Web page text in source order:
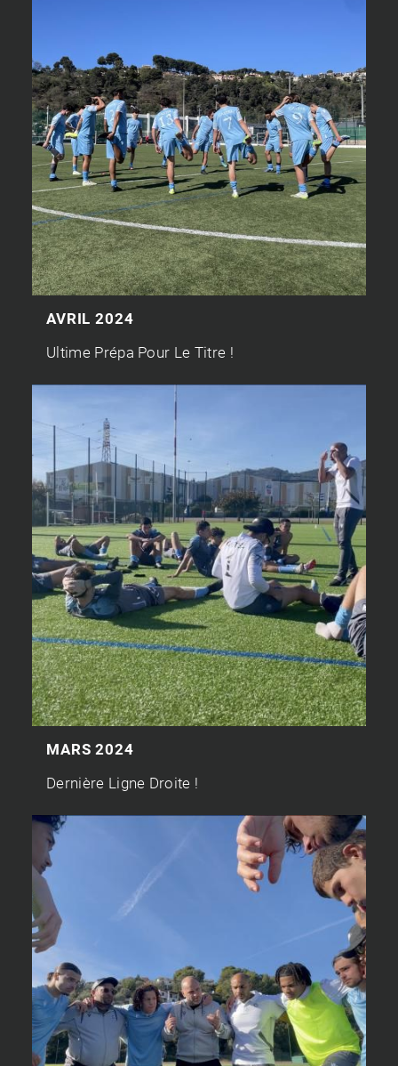
AVRIL 2024
Ultime Prépa Pour Le Titre !
MARS 2024
Dernière Ligne Droite !